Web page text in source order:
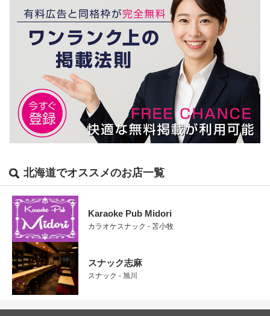
北海道でオススメのお店一覧
Karaoke Pub Midori
カラオケスナック - 苫小牧
スナック志麻
スナック - 旭川